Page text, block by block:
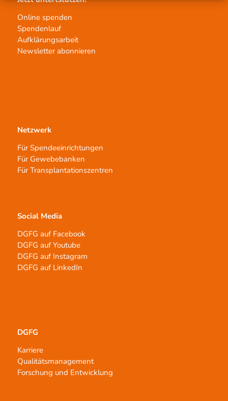
Online spenden
Spendenlauf
Aufklärungsarbeit
Newsletter abonnieren
Netzwerk
Für Spendeeinrichtungen
Für Gewebebanken
Für Transplantationszentren
Social Media
DGFG auf Facebook
DGFG auf Youtube
DGFG auf Instagram
DGFG auf LinkedIn
DGFG
Karriere
Qualitätsmanagement
Forschung und Entwicklung